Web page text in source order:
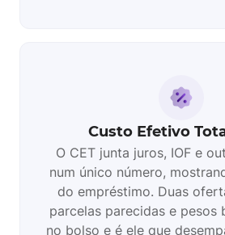
Custo Efetivo
O CET junta juros, IOF e
num único número,
do empréstimo. Duas
parcelas parecidas e pesos
no bolso e é ele que